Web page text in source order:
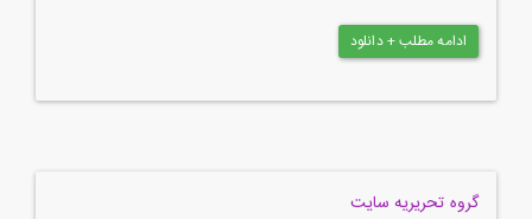
ادامه مطلب + دانلود
گروه تحریریه سایت